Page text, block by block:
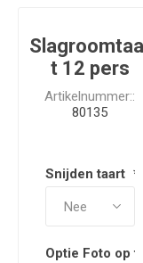
t 12 pers
Artikelnummer::
80135
Snijden taart *
Optie Foto op